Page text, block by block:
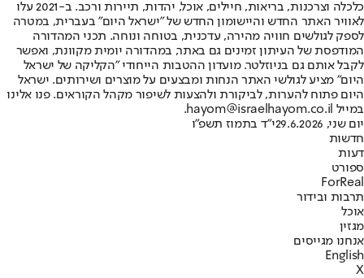
כלכלה וצרכנות, בריאות, חיילים, אוכל, יהדות, תיירות ורכב. ב-2021 עלו
לאוויר האתר החדש והיישומון החדש של "ישראל היום" בעברית, במטרה
לספק לגולשים חוויה מהירה, עדכנית, בטוחה ונוחה. תכני המהדורה
המודפסת של העיתון זמינים גם באתר, במהדורה יומית מקוונת, ואפשר
לקבל אותם גם בניוזלטר. מועדון ההטבות הייחודי "הקליקה של ישראל
היום" מציע לגולשי האתר הנחות ומבצעים על מוצרים ושירותים. ישראל
היום פתוח להערות, לביקורת ולהצעות לשיפור מקהל הקוראים. פנו אלינו
במייל hayom@israelhayom.co.il.
יום שני, 29.6.2026
י"ד בתמוז תשפ"ו
חדשות
דעות
ספורט
ForReal
תרבות ובידור
אוכל
מגזין
אנחנו מגייסים
English
X